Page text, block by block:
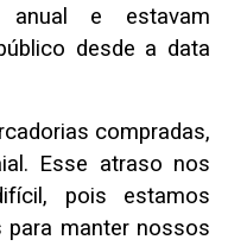
anual e estavam
desde a data
compradas,
Esse atraso nos
pois estamos
manter nossos